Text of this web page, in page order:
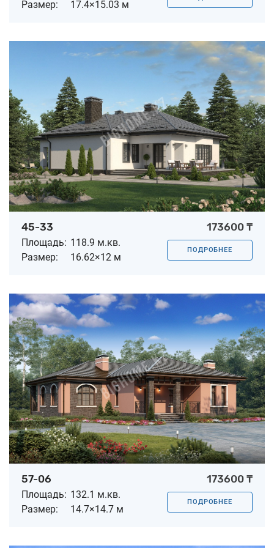
Размер: 17.4×15.03 м
45-33 173600 ₸
Площадь: 118.9 м.кв.
Размер:
16.62×12 м
ПОДРОБНЕЕ
57-06 173600 ₸
Площадь: 132.1 м.кв.
Размер:
14.7×14.7 м
ПОДРОБНЕЕ